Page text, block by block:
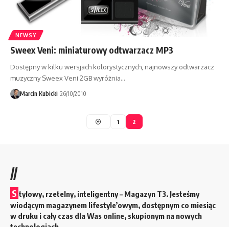
NEWSY
Sweex Veni: miniaturowy odtwarzacz MP3
Dostępny w kilku wersjach kolorystycznych, najnowszy odtwarzacz
muzyczny Sweex Veni 2GB wyróżnia…
Marcin Kubicki 26/10/2010
1 2
//
S tylowy, rzetelny, inteligentny – Magazyn T3. Jesteśmy
wiodącym magazynem lifestyle’owym, dostępnym co miesiąc
w druku i cały czas dla Was online, skupionym na nowych